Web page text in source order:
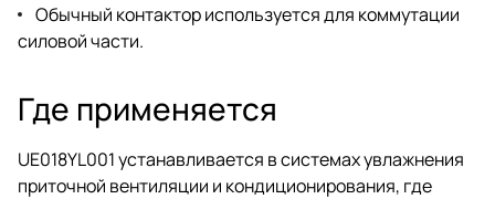
Обычный контактор используется для коммутации
силовой части.
Где применяется
UE018YL001 устанавливается в системах увлажнения
приточной вентиляции и кондиционирования, где